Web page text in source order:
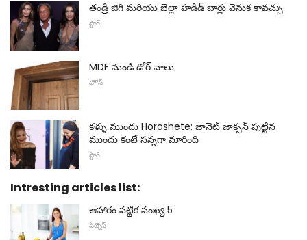
తండ్రి జిగి మరియు బెల్లా హడిడ్ బార్లు వెనుక కావచ్చు
స్టార్
MDF నుండి డోర్ వాలు
హౌస్
కళ్ళు ముందు Horoshete: జానెట్ జాక్సన్ పుట్టిన
ముందు కంటే సన్నగా మారింది
స్టార్
Intresting articles list:
ఆహారం పట్టిక సంఖ్య 5
ఫిట్నెస్